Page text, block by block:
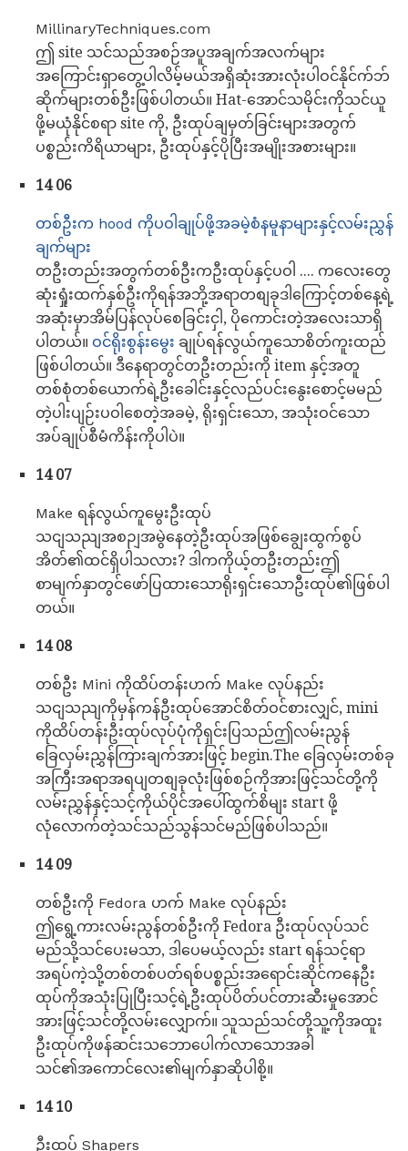
MillinaryTechniques.com
ဤ site သင်သည်အစဉ်အပူအချက်အလက်များ
အကြောင်းရှာတွေ့ပါလိမ့်မယ်အရှိဆုံးအားလုံးပါဝင်နိုင်က်ဘ်
ဆိုက်များတစ်ဦးဖြစ်ပါတယ်။ Hat-အောင်သမိုင်းကိုသင်ယူ
ဖို့မယုံနိုင်စရာ site ကို, ဦးထုပ်ချမှတ်ခြင်းများအတွက်
ပစ္စည်းကိရိယာများ, ဦးထုပ်နှင့်ပိုပြီးအမျိုးအစားများ။
14 06
တစ်ဦးက hood ကိုပဝါချုပ်ဖို့အခမဲ့စံနမူနာများနှင့်လမ်းညွှန်
ချက်များ
တဦးတည်းအတွက်တစ်ဦးကဦးထုပ်နှင့်ပဝါ .... ကလေးတွေ
ဆုံးရှုံးထက်နှစ်ဦးကိုရန်အဘို့အရာတစျခုဒါကြောင့်တစ်နေ့ရဲ့
အဆုံးမှာအိမ်ပြန်လုပ်စေခြင်းငှါ, ပိုကောင်းတဲ့အလေးသာရှိ
ပါတယ်။ ဝင်ရိုးစွန်းမွေး ချုပ်ရန်လွယ်ကူသောစိတ်ကူးထည်
ဖြစ်ပါတယ်။ ဒီနေရာတွင်တဦးတည်းကို item နှင့်အတူ
တစ်စုံတစ်ယောက်ရဲ့ဦးခေါင်းနှင့်လည်ပင်းနွေးစောင့်မမည်
တဲ့ပါးပျဉ်းပဝါစေတဲ့အခမဲ့, ရိုးရှင်းသော, အသုံးဝင်သော
အပ်ချုပ်စီမံကိန်းကိုပါပဲ။
14 07
Make ရန်လွယ်ကူမွေးဦးထုပ်
သငျသညျအစဉျအမွဲနေတဲ့ဦးထုပ်အဖြစ်ချွေးထွက်စွပ်
အိတ်၏ထင်ရှိပါသလား? ဒါကကိုယ့်တဦးတည်းဤ
စာမျက်နှာတွင်ဖော်ပြထားသောရိုးရှင်းသောဦးထုပ်၏ဖြစ်ပါ
တယ်။
14 08
တစ်ဦး Mini ကိုထိပ်တန်းဟက် Make လုပ်နည်း
သငျသညျကိုမှန်ကန်ဦးထုပ်အောင်စိတ်ဝင်စားလျှင်, mini
ကိုထိပ်တန်းဦးထုပ်လုပ်ပုံကိုရှင်းပြသည်ဤလမ်းညွန်
ခြေလှမ်းညွှန်ကြားချက်အားဖြင့် begin.The ခြေလှမ်းတစ်ခု
အကြီးအရာအရပျတစျခုလုံးဖြစ်စဉ်ကိုအားဖြင့်သင်တို့ကို
လမ်းညွှန်နှင့်သင့်ကိုယ်ပိုင်အပေါ်ထွက်စိမျး start ဖို့
လုံလောက်တဲ့သင်သည်သွန်သင်မည်ဖြစ်ပါသည်။
14 09
တစ်ဦးကို Fedora ဟက် Make လုပ်နည်း
ဤရွေ့ကားလမ်းညွန်တစ်ဦးကို Fedora ဦးထုပ်လုပ်သင်
မည်သို့သင်ပေးမသာ, ဒါပေမယ့်လည်း start ရန်သင့်ရာ
အရပ်ကဲ့သို့တစ်တစ်ပတ်ရစ်ပစ္စည်းအရောင်းဆိုင်ကနေဦး
ထုပ်ကိုအသုံးပြုပြီးသင့်ရဲ့ဦးထုပ်ပိတ်ပင်တားဆီးမှုအောင်
အားဖြင့်သင်တို့လမ်းလျှောက်။ သူသည်သင်တို့သူ့ကိုအထူး
ဦးထုပ်ကိုဖန်ဆင်းသဘောပေါက်လာသောအခါ
သင်၏အကောင်လေး၏မျက်နှာဆိုပါစို့။
14 10
ဦးထုပ် Shapers